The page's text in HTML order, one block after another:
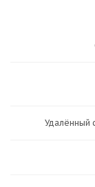
Удалённый